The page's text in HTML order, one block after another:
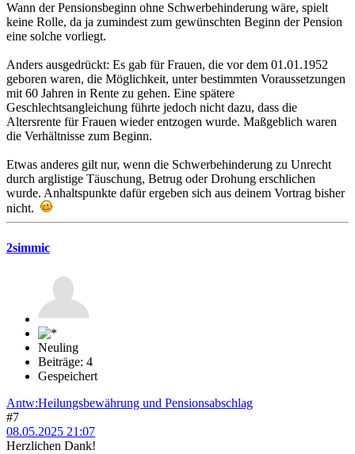
Wann der Pensionsbeginn ohne Schwerbehinderung wäre, spielt
keine Rolle, da ja zumindest zum gewünschten Beginn der Pension
eine solche vorliegt.
Anders ausgedrückt: Es gab für Frauen, die vor dem 01.01.1952
geboren waren, die Möglichkeit, unter bestimmten Voraussetzungen
mit 60 Jahren in Rente zu gehen. Eine spätere
Geschlechtsangleichung führte jedoch nicht dazu, dass die
Altersrente für Frauen wieder entzogen wurde. Maßgeblich waren
die Verhältnisse zum Beginn.
Etwas anderes gilt nur, wenn die Schwerbehinderung zu Unrecht
durch arglistige Täuschung, Betrug oder Drohung erschlichen
wurde. Anhaltspunkte dafür ergeben sich aus deinem Vortrag bisher
nicht.
2simmic
Neuling
Beiträge: 4
Gespeichert
Antw:Heilungsbewährung und Pensionsabschlag
#7
08.05.2025 21:07
Herzlichen Dank!